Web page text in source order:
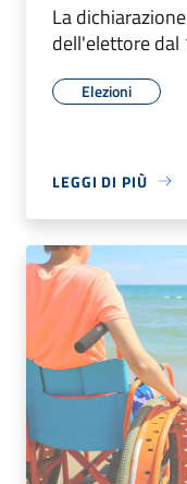
La
dell'elettore
Elezioni
LEGGI DI PIÙ